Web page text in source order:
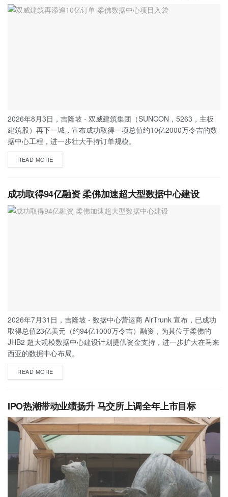
2026年8月3日，吉隆坡 - 双威建筑集团（SUNCON，5263，主板
建筑股）再下一城，宣布成功取得一项总值约10亿2000万令吉的数
据中心工程，进一步壮大手持订单规模。
READ MORE
成功取得94亿融资 柔佛加速超大型数据中心建设
2026年7月31日，吉隆坡 - 数据中心营运商 AirTrunk 宣布，已成功
取得总值23亿美元（约94亿1000万令吉）融资，为其位于柔佛的
JHB2 超大规模数据中心建设计划提供资金支持，进一步扩大在马来
西亚的数据中心布局。
READ MORE
IPO热潮带动业绩扬升 马交所上调全年上市目标